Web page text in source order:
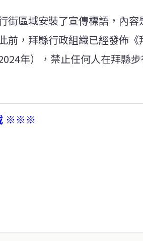
街區域安裝了宣傳標語，內
，拜縣行政組織已經發佈《
年），禁止任何人在拜縣
※※※
泰華人讀者提供即